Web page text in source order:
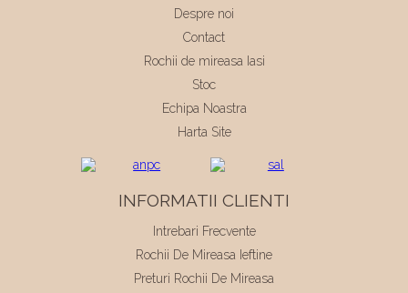
Despre noi
Contact
Rochii de mireasa Iasi
Stoc
Echipa Noastra
Harta Site
INFORMATII CLIENTI
Intrebari Frecvente
Rochii De Mireasa Ieftine
Preturi Rochii De Mireasa